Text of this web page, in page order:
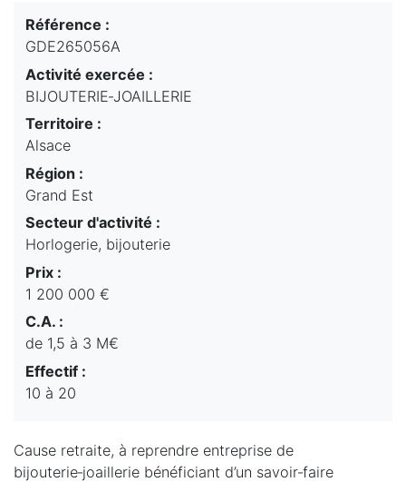
Référence :
GDE265056A
Activité exercée :
BIJOUTERIE‑JOAILLERIE
Territoire :
Alsace
Région :
Grand Est
Secteur d'activité :
Horlogerie, bijouterie
Prix :
1 200 000 €
C.A. :
de 1,5 à 3 M€
Effectif :
10 à 20
Cause retraite, à reprendre entreprise de
bijouterie‑joaillerie bénéficiant d’un savoir‑faire